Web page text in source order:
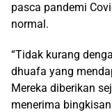
pasca pandemi
normal.
“Tidak kurang
dhuafa yang
Mereka diberikan
menerima